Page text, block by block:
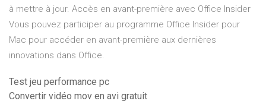
à mettre à jour. Accès en avant-première avec Office Insider
Vous pouvez participer au programme Office Insider pour
Mac pour accéder en avant-première aux dernières
innovations dans Office.
Test jeu performance pc
Convertir vidéo mov en avi gratuit